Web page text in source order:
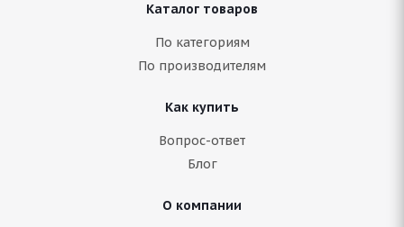
Каталог товаров
По категориям
По производителям
Как купить
Вопрос-ответ
Блог
О компании